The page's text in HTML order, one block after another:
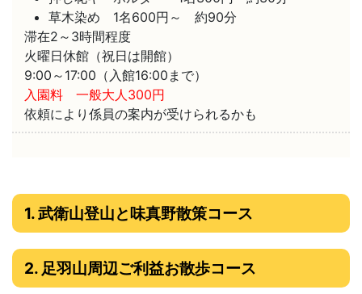
草木染め 1名600円～ 約90分
滞在2～3時間程度
火曜日休館（祝日は開館）
9:00～17:00（入館16:00まで）
入園料 一般大人300円
依頼により係員の案内が受けられるかも
1. 武衛山登山と味真野散策コース
2. 足羽山周辺ご利益お散歩コース